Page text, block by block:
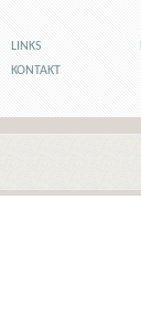
LINKS
KONTAKT